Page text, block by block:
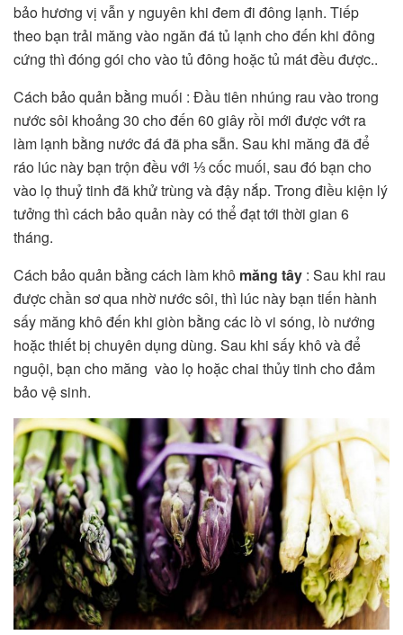
bảo hương vị vẫn y nguyên khi đem đi đông lạnh. Tiếp
theo bạn trải măng vào ngăn đá tủ lạnh cho đến khi đông
cứng thì đóng gói cho vào tủ đông hoặc tủ mát đều được..
Cách bảo quản bằng muối : Đầu tiên nhúng rau vào trong
nước sôi khoảng 30 cho đến 60 giây rồi mới được vớt ra
làm lạnh bằng nước đá đã pha sẵn. Sau khi măng đã để
ráo lúc này bạn trộn đều với ⅓ cốc muối, sau đó bạn cho
vào lọ thuỷ tinh đã khử trùng và đậy nắp. Trong điều kiện lý
tưởng thì cách bảo quản này có thể đạt tới thời gian 6
tháng.
Cách bảo quản bằng cách làm khô măng tây : Sau khi rau
được chần sơ qua nhờ nước sôi, thì lúc này bạn tiến hành
sấy măng khô đến khi giòn bằng các lò vi sóng, lò nướng
hoặc thiết bị chuyên dụng dùng. Sau khi sấy khô và để
nguội, bạn cho măng vào lọ hoặc chai thủy tinh cho đảm
bảo vệ sinh.